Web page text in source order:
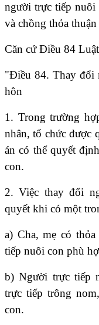
người trực tiếp nuôi
và chồng thỏa
Căn cứ Điều 84
"Điều 84. Thay đổi
hôn
1. Trong trường
nhân, tổ chức được
án có thể quyết
con.
2. Việc thay đổi
quyết khi có một
a) Cha, mẹ có
tiếp nuôi con phù
b) Người trực tiếp
trực tiếp trông
con.